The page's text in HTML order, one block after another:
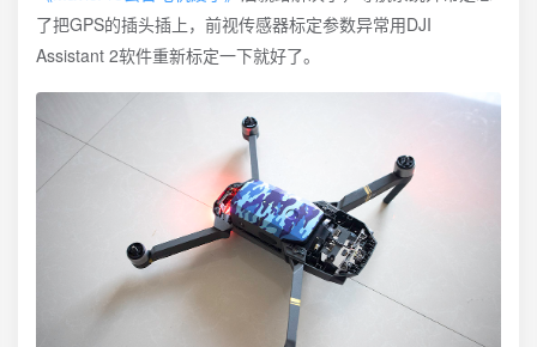
了把GPS的插头插上，前视传感器标定参数异常用DJI
Assistant 2软件重新标定一下就好了。